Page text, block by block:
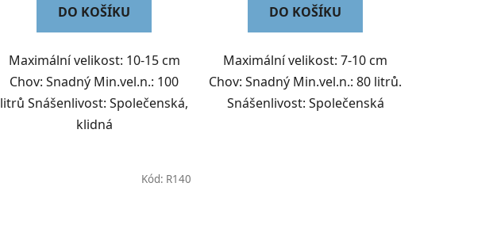
DO KOŠÍKU
Maximální velikost: 10-15 cm
Chov: Snadný Min.vel.n.: 100
litrů Snášenlivost: Společenská,
klidná
DO KOŠÍKU
Maximální velikost: 7-10 cm
Chov: Snadný Min.vel.n.: 80 litrů.
Snášenlivost: Společenská
Kód: R140